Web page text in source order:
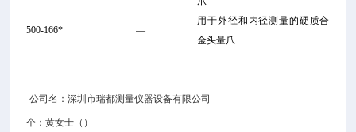
500-166* —
用于外径和内径测量的硬质合
金头量爪
公司名：深圳市瑞都测量仪器设备有限公司
个：黄女士（）